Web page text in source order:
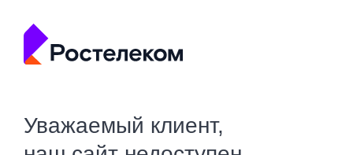
Уважаемый клиент,